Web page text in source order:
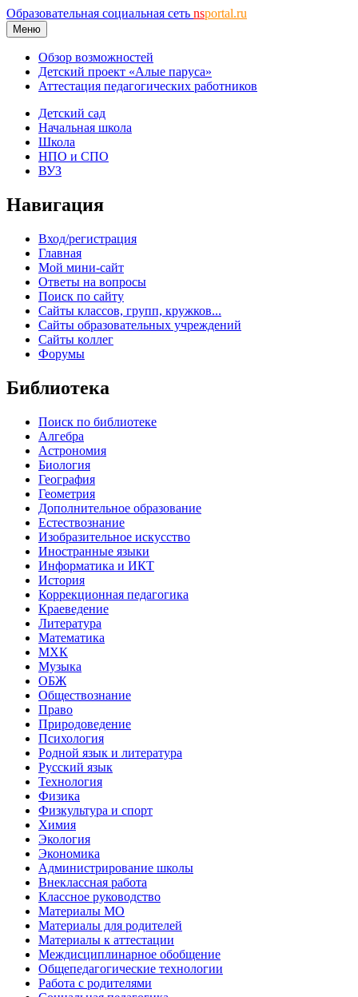
Образовательная социальная сеть nsportal.ru
Меню
Обзор возможностей
Детский проект «Алые паруса»
Аттестация педагогических работников
Детский сад
Начальная школа
Школа
НПО и СПО
ВУЗ
Навигация
Вход/регистрация
Главная
Мой мини-сайт
Ответы на вопросы
Поиск по сайту
Сайты классов, групп, кружков...
Сайты образовательных учреждений
Сайты коллег
Форумы
Библиотека
Поиск по библиотеке
Алгебра
Астрономия
Биология
География
Геометрия
Дополнительное образование
Естествознание
Изобразительное искусство
Иностранные языки
Информатика и ИКТ
История
Коррекционная педагогика
Краеведение
Литература
Математика
МХК
Музыка
ОБЖ
Обществознание
Право
Природоведение
Психология
Родной язык и литература
Русский язык
Технология
Физика
Физкультура и спорт
Химия
Экология
Экономика
Администрирование школы
Внеклассная работа
Классное руководство
Материалы МО
Материалы для родителей
Материалы к аттестации
Междисциплинарное обобщение
Общепедагогические технологии
Работа с родителями